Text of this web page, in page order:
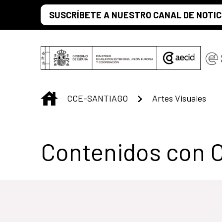
Saltar al contenido principal
SUSCRÍBETE A NUESTRO CANAL DE
INICIO
CCE-SANTIAGO Artes Visuales
Centro Cultural
Contenidos con